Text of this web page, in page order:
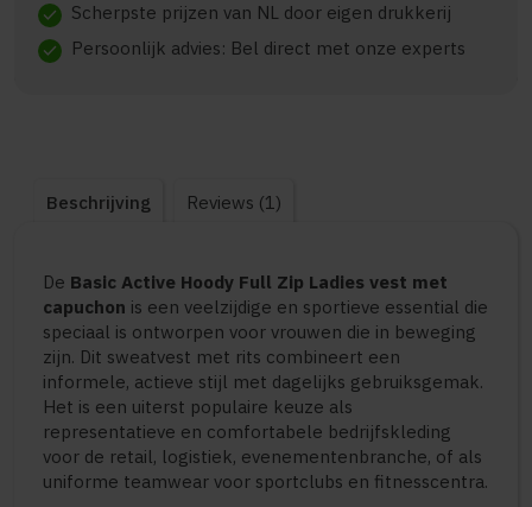
check Scherpste prijzen van NL door eigen drukkerij
check Persoonlijk advies: Bel direct met onze experts
Beschrijving Reviews (1)
De Basic Active Hoody Full Zip Ladies vest met
capuchon is een veelzijdige en sportieve essential die
speciaal is ontworpen voor vrouwen die in beweging
zijn. Dit sweatvest met rits combineert een
informele, actieve stijl met dagelijks gebruiksgemak.
Het is een uiterst populaire keuze als
representatieve en comfortabele bedrijfskleding
voor de retail, logistiek, evenementenbranche, of als
uniforme teamwear voor sportclubs en fitnesscentra.